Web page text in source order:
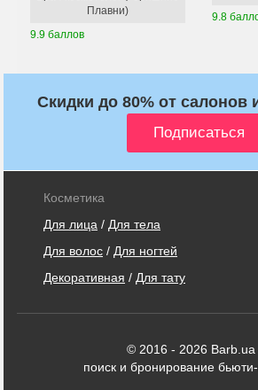
Плавни)
9.9 баллов
9.8
Скидки до 80% от салонов
Косметика
Для лица / Для тела
Для волос / Для ногтей
Декоративная / Для тату
© 2016 - 2026
поиск и бронирование